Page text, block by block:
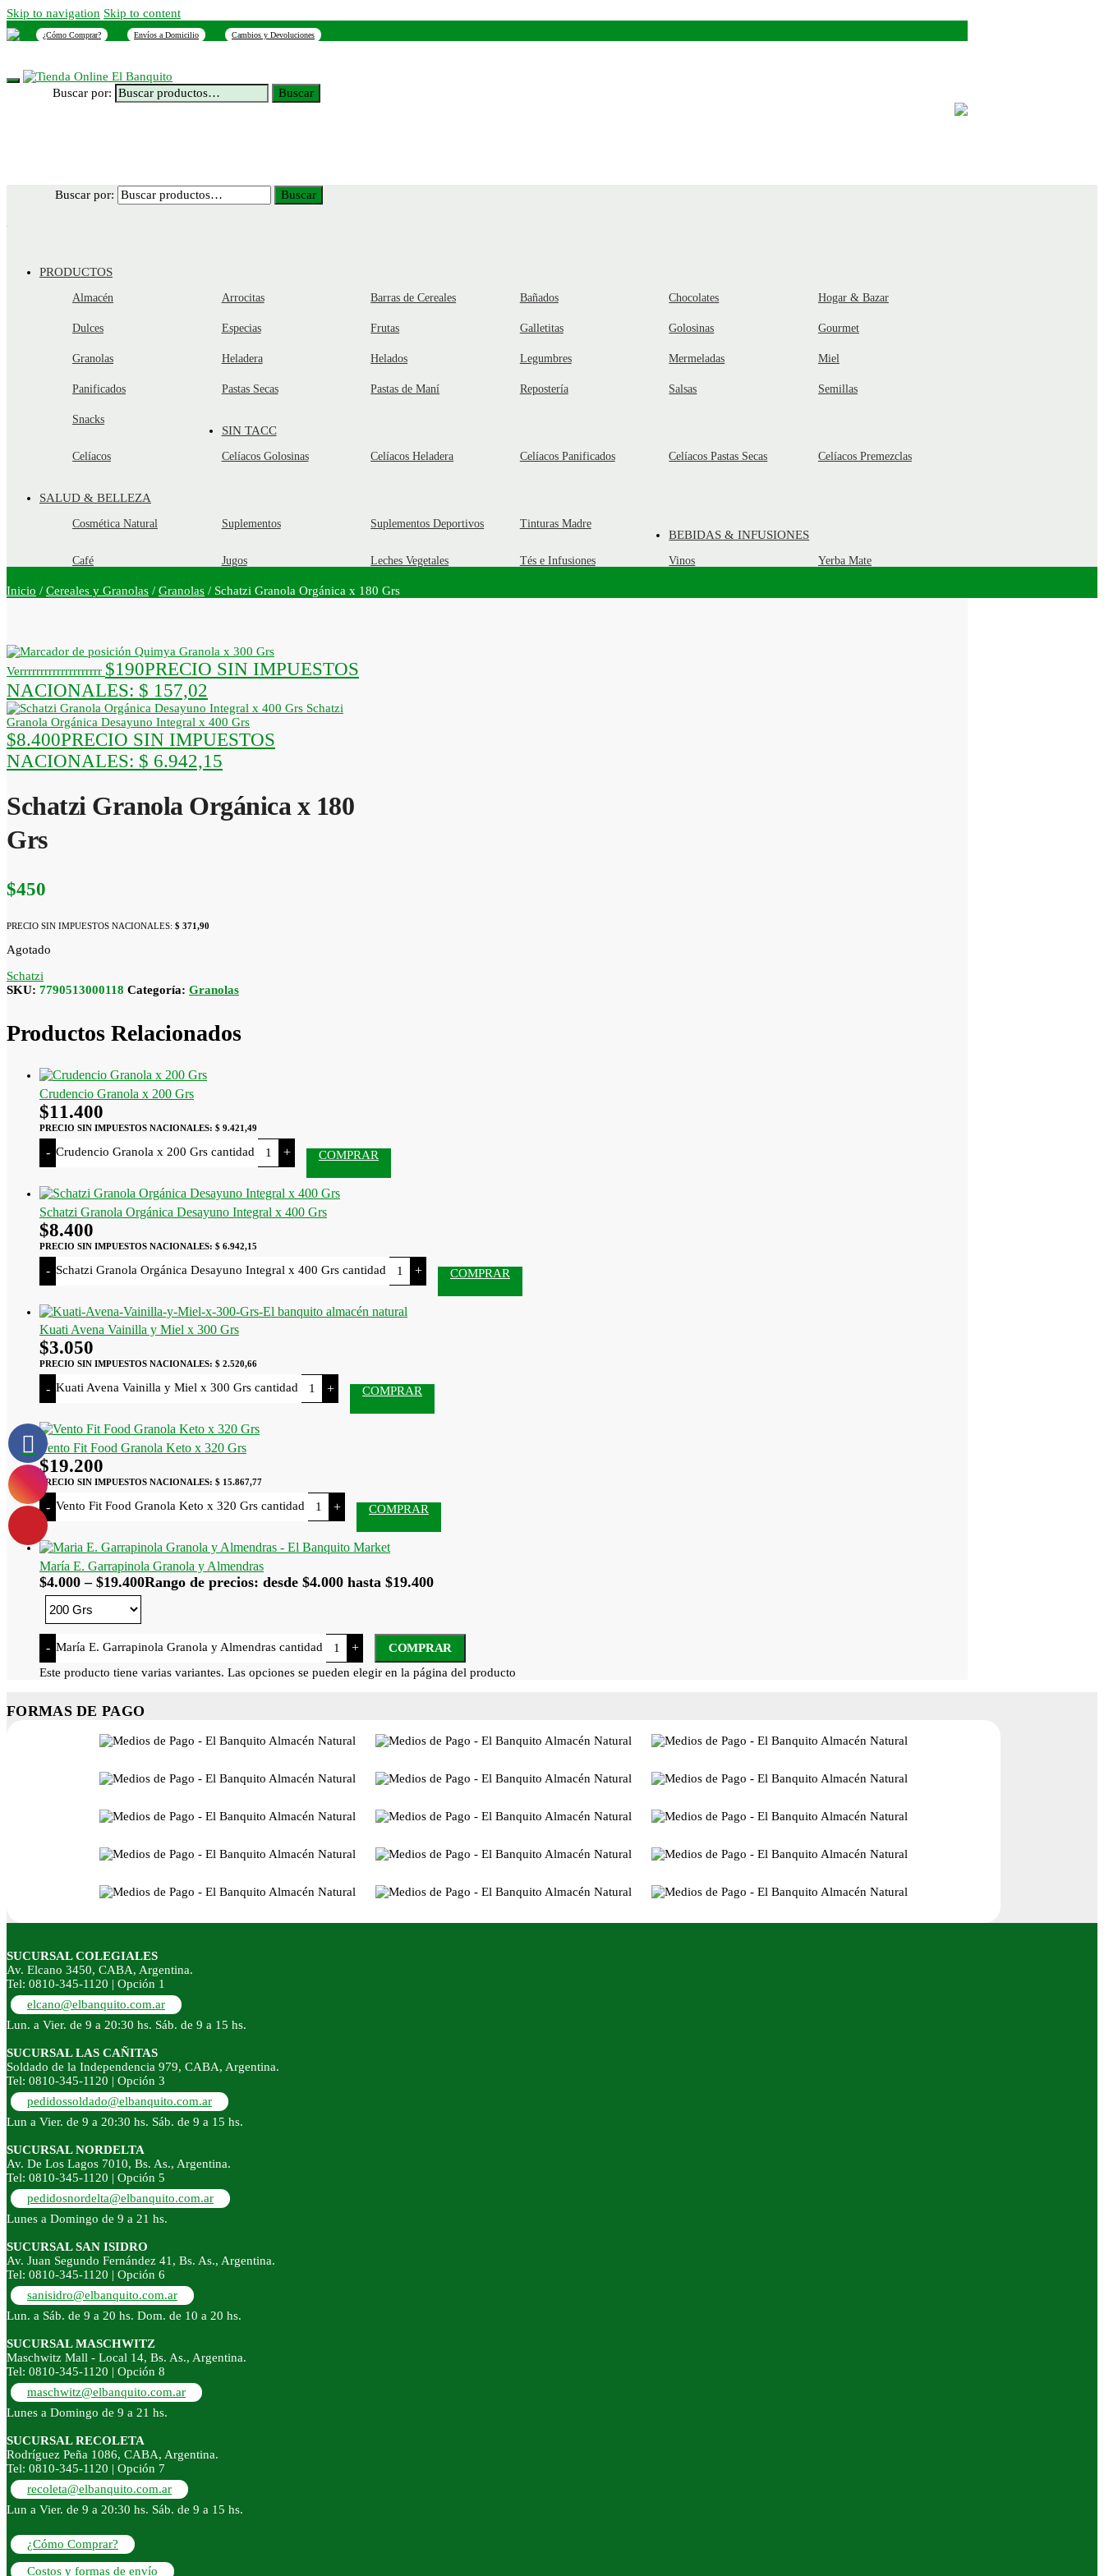
Skip to navigation Skip to content
¿Cómo Comprar? Envíos a Domicilio Cambios y Devoluciones
Buscar por: Buscar
Buscar por: Buscar
PRODUCTOS
Almacén Arrocitas Barras de Cereales Bañados Chocolates Hogar & Bazar
Dulces Especias Frutas Galletitas Golosinas Gourmet
Granolas Heladera Helados Legumbres Mermeladas Miel
Panificados Pastas Secas Pastas de Maní Repostería Salsas Semillas
Snacks
SIN TACC
Celíacos Celíacos Golosinas Celíacos Heladera Celíacos Panificados Celíacos Pastas Secas Celíacos Premezclas
SALUD & BELLEZA
Cosmética Natural Suplementos Suplementos Deportivos Tinturas Madre
BEBIDAS & INFUSIONES
Café Jugos Leches Vegetales Tés e Infusiones Vinos Yerba Mate
Inicio / Cereales y Granolas / Granolas / Schatzi Granola Orgánica x 180 Grs
Quimya Granola x 300 Grs
Verrrrrrrrrrrrrrrrrrrr $190PRECIO SIN IMPUESTOS
NACIONALES: $ 157,02
Schatzi
Granola Orgánica Desayuno Integral x 400 Grs
$8.400PRECIO SIN IMPUESTOS
NACIONALES: $ 6.942,15
Schatzi Granola Orgánica x 180
Grs
$450
PRECIO SIN IMPUESTOS NACIONALES: $ 371,90
Agotado
Schatzi
SKU: 7790513000118 Categoría: Granolas
Productos Relacionados
Crudencio Granola x 200 Grs
$11.400
PRECIO SIN IMPUESTOS NACIONALES: $ 9.421,49
- Crudencio Granola x 200 Grs cantidad + COMPRAR
Schatzi Granola Orgánica Desayuno Integral x 400 Grs
$8.400
PRECIO SIN IMPUESTOS NACIONALES: $ 6.942,15
- Schatzi Granola Orgánica Desayuno Integral x 400 Grs cantidad + COMPRAR
Kuati Avena Vainilla y Miel x 300 Grs
$3.050
PRECIO SIN IMPUESTOS NACIONALES: $ 2.520,66
- Kuati Avena Vainilla y Miel x 300 Grs cantidad + COMPRAR
Vento Fit Food Granola Keto x 320 Grs
$19.200
PRECIO SIN IMPUESTOS NACIONALES: $ 15.867,77
- Vento Fit Food Granola Keto x 320 Grs cantidad + COMPRAR
María E. Garrapinola Granola y Almendras
$4.000 – $19.400Rango de precios: desde $4.000 hasta $19.400
- María E. Garrapinola Granola y Almendras cantidad +
COMPRAR
Este producto tiene varias variantes. Las opciones se pueden elegir en la página del producto
FORMAS DE PAGO
SUCURSAL COLEGIALES
Av. Elcano 3450, CABA, Argentina.
Tel: 0810-345-1120 | Opción 1
elcano@elbanquito.com.ar
Lun. a Vier. de 9 a 20:30 hs. Sáb. de 9 a 15 hs.
SUCURSAL LAS CAÑITAS
Soldado de la Independencia 979, CABA, Argentina.
Tel: 0810-345-1120 | Opción 3
pedidossoldado@elbanquito.com.ar
Lun a Vier. de 9 a 20:30 hs. Sáb. de 9 a 15 hs.
SUCURSAL NORDELTA
Av. De Los Lagos 7010, Bs. As., Argentina.
Tel: 0810-345-1120 | Opción 5
pedidosnordelta@elbanquito.com.ar
Lunes a Domingo de 9 a 21 hs.
SUCURSAL SAN ISIDRO
Av. Juan Segundo Fernández 41, Bs. As., Argentina.
Tel: 0810-345-1120 | Opción 6
sanisidro@elbanquito.com.ar
Lun. a Sáb. de 9 a 20 hs. Dom. de 10 a 20 hs.
SUCURSAL MASCHWITZ
Maschwitz Mall - Local 14, Bs. As., Argentina.
Tel: 0810-345-1120 | Opción 8
maschwitz@elbanquito.com.ar
Lunes a Domingo de 9 a 21 hs.
SUCURSAL RECOLETA
Rodríguez Peña 1086, CABA, Argentina.
Tel: 0810-345-1120 | Opción 7
recoleta@elbanquito.com.ar
Lun a Vier. de 9 a 20:30 hs. Sáb. de 9 a 15 hs.
¿Cómo Comprar?
Costos y formas de envío